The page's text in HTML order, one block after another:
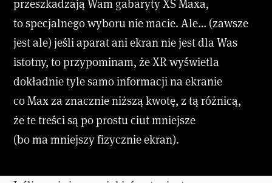
przeszkadzają Wam gabaryty XS Maxa,
to specjalnego wyboru nie macie. Ale… (zawsze
jest ale) jeśli aparat ani ekran nie jest dla Was
istotny, to przypominam, że XR wyświetla
dokładnie tyle samo informacji na ekranie
co Max za znacznie niższą kwotę, z tą różnicą,
że te treści są po prostu ciut mniejsze
(bo ma mniejszy fizycznie ekran).